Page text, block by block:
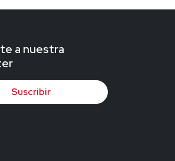
a nuestra
Suscribir